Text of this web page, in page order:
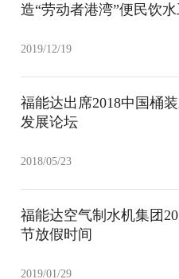
造“劳动者港湾”便民饮
2019/12/19
福能达出席2018中国桶
发展论坛
2018/05/23
福能达空气制水机集团
节放假时间
2019/01/29